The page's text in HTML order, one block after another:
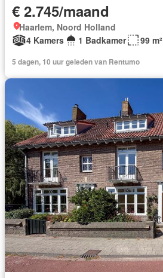
€ 2.745/maand
Haarlem, Noord Holland
4 Kamers
1 Badkamer 99 m²
5 dagen, 10 uur geleden van Rentumo